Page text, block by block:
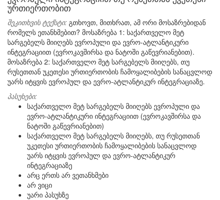
ურთიერთობით
შეკითხვის ტექსტი: გთხოვთ, მითხრათ, ამ ორი მოსაზრებიდან
რომელს ეთანხმებით? მოსაზრება 1: საქართველო მეტ
სარგებელს მიიღებს ევროპული და ევრო-ატლანტიკური
ინტეგრაციით (ევროკავშირსა და ნატოში გაწევრიანებით).
მოსაზრება 2: საქართველო მეტ სარგებელს მიიღებს, თუ
რუსეთთან უკეთესი ურთიერთობის ჩამოყალიბების სანაცვლოდ
უარს იტყვის ევროპულ და ევრო-ატლანტიკურ ინტეგრაციაზე.
პასუხები:
საქართველო მეტ სარგებელს მიიღებს ევროპული და
ევრო-ატლანტიკური ინტეგრაციით (ევროკავშირსა და
ნატოში გაწევრიანებით)
საქართველო მეტ სარგებელს მიიღებს, თუ რუსეთთან
უკეთესი ურთიერთობის ჩამოყალიბების სანაცვლოდ
უარს იტყვის ევროპულ და ევრო-ატლანტიკურ
ინტეგრაციაზე
არც ერთს არ ვეთანხმები
არ ვიცი
უარი პასუხზე